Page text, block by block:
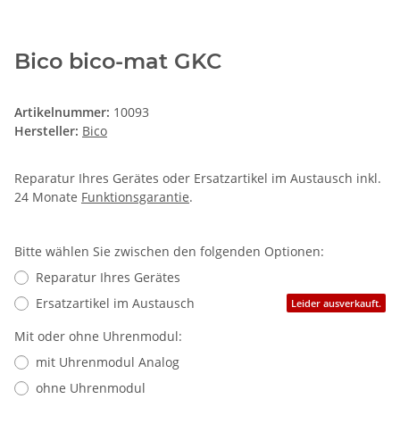
Bico bico-mat GKC
Artikelnummer: 10093
Hersteller: Bico
Reparatur Ihres Gerätes oder Ersatzartikel im Austausch inkl.
24 Monate Funktionsgarantie.
Bitte wählen Sie zwischen den folgenden Optionen:
Reparatur Ihres Gerätes
Ersatzartikel im Austausch
Leider ausverkauft.
Mit oder ohne Uhrenmodul:
mit Uhrenmodul Analog
ohne Uhrenmodul